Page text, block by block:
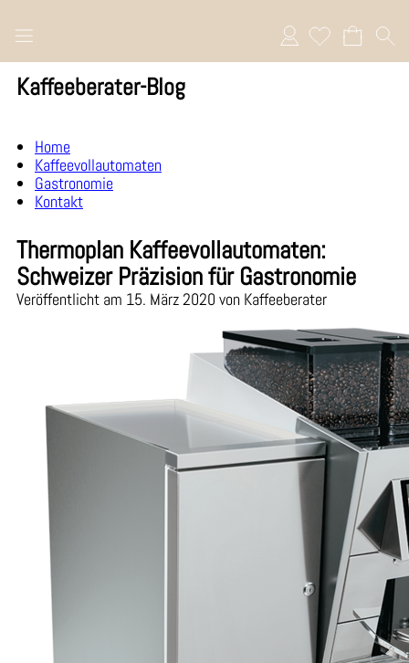
Anmelden
Kaffeeberater-Blog
Home
Kaffeevollautomaten
Gastronomie
Kontakt
Thermoplan Kaffeevollautomaten:
Schweizer Präzision für Gastronomie
Veröffentlicht am 15. März 2020 von Kaffeeberater